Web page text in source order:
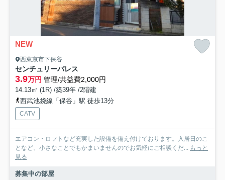
NEW
西東京市下保谷
センチュリーパレス
3.9万円 管理/共益費2,000円
14.13㎡ (1R) /築39年 /2階建
西武池袋線「保谷」駅 徒歩13分
CATV
エアコン・ロフトなど充実した設備を備え付けております。入居日のこ
となど、小さなことでもかまいませんのでお気軽にご相談くだ... もっと
見る
募集中の部屋